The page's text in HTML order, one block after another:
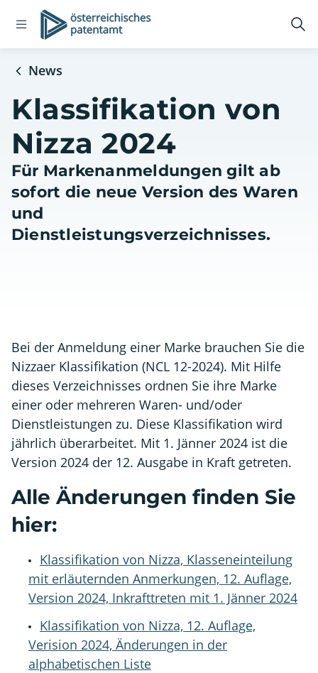
Open
navigation
Logo
News
Klassifikation von
Nizza 2024
Für Markenanmeldungen gilt ab
sofort die neue Version des Waren
und
Dienstleistungsverzeichnisses.
Bei der Anmeldung einer Marke brauchen Sie die
Nizzaer Klassifikation (NCL 12-2024). Mit Hilfe
dieses Verzeichnisses ordnen Sie ihre Marke
einer oder mehreren Waren- und/oder
Dienstleistungen zu. Diese Klassifikation wird
jährlich überarbeitet. Mit 1. Jänner 2024 ist die
Version 2024 der 12. Ausgabe in Kraft getreten.
Alle Änderungen finden Sie
hier:
Klassifikation von Nizza, Klasseneinteilung
mit erläuternden Anmerkungen, 12. Auflage,
Version 2024, Inkrafttreten mit 1. Jänner 2024
Klassifikation von Nizza, 12. Auflage,
Verision 2024, Änderungen in der
alphabetischen Liste